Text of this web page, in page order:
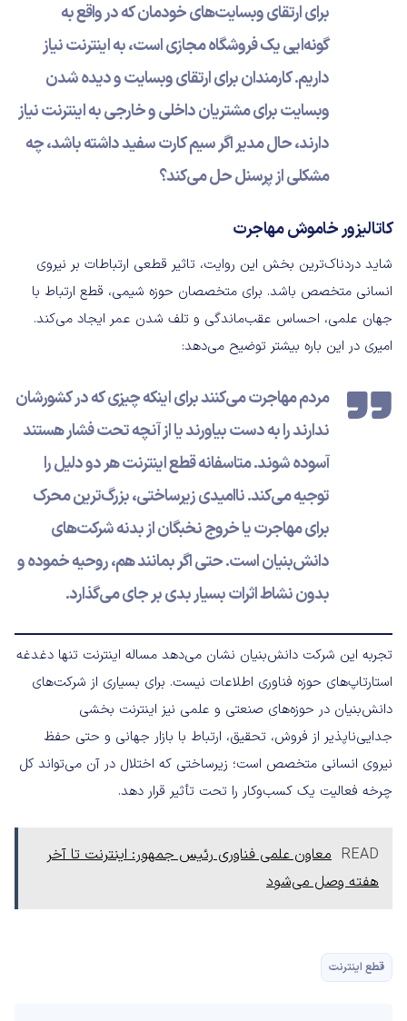
برای ارتقای وبسایت‌های خودمان که در واقع به
گونه‌ایی یک فروشگاه مجازی است، به اینترنت نیاز
داریم. کارمندان برای ارتقای وبسایت و دیده شدن
وبسایت برای مشتریان داخلی و خارجی به اینترنت نیاز
دارند، حال مدیر اگر سیم کارت سفید داشته باشد، چه
مشکلی از پرسنل حل می‌کند؟
کاتالیزور خاموش مهاجرت
شاید دردناک‌ترین بخش این روایت، تاثیر قطعی ارتباطات بر نیروی
انسانی متخصص باشد. برای متخصصان حوزه شیمی، قطع ارتباط با
جهان علمی، احساس عقب‌ماندگی و تلف شدن عمر ایجاد می‌کند.
امیری در این باره بیشتر توضیح می‌دهد:
مردم مهاجرت می‌کنند برای اینکه چیزی که در کشورشان
ندارند را به دست بیاورند یا از آنچه تحت فشار هستند
آسوده شوند. متاسفانه قطع اینترنت هر دو دلیل را
توجیه می‌کند. ناامیدی زیرساختی، بزرگ‌ترین محرک
برای مهاجرت یا خروج نخبگان از بدنه شرکت‌های
دانش‌بنیان است. حتی اگر بمانند هم، روحیه خموده و
بدون نشاط اثرات بسیار بدی بر جای می‌گذارد.
تجربه این شرکت دانش‌بنیان نشان می‌دهد مساله اینترنت تنها دغدغه
استارتاپ‌های حوزه فناوری اطلاعات نیست. برای بسیاری از شرکت‌های
دانش‌بنیان در حوزه‌های صنعتی و علمی نیز اینترنت بخشی
جدایی‌ناپذیر از فروش، تحقیق، ارتباط با بازار جهانی و حتی حفظ
نیروی انسانی متخصص است؛ زیرساختی که اختلال در آن می‌تواند کل
چرخه فعالیت یک کسب‌وکار را تحت تأثیر قرار دهد.
READ معاون علمی فناوری رئیس جمهور: اینترنت تا آخر
هفته وصل می‌شود
قطع اینترنت